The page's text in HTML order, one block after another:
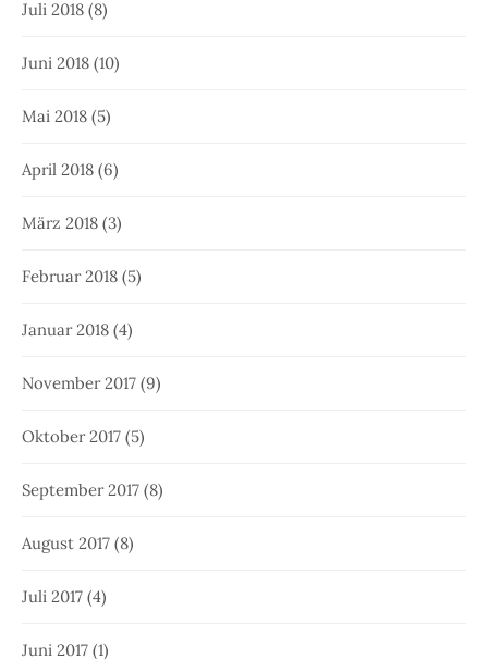
Juli 2018 (8)
Juni 2018 (10)
Mai 2018 (5)
April 2018 (6)
März 2018 (3)
Februar 2018 (5)
Januar 2018 (4)
November 2017 (9)
Oktober 2017 (5)
September 2017 (8)
August 2017 (8)
Juli 2017 (4)
Juni 2017 (1)